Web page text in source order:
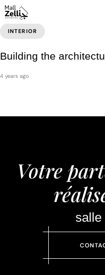
INTERIOR
Building the
4 years ago
Votre
salle